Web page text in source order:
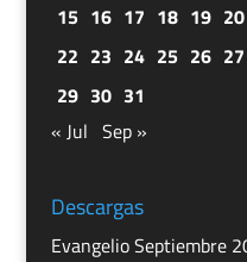
15 16 17 18 19 20
22 23 24 25 26 27
29 30 31
« Jul Sep »
Descargas
Evangelio Septiembre